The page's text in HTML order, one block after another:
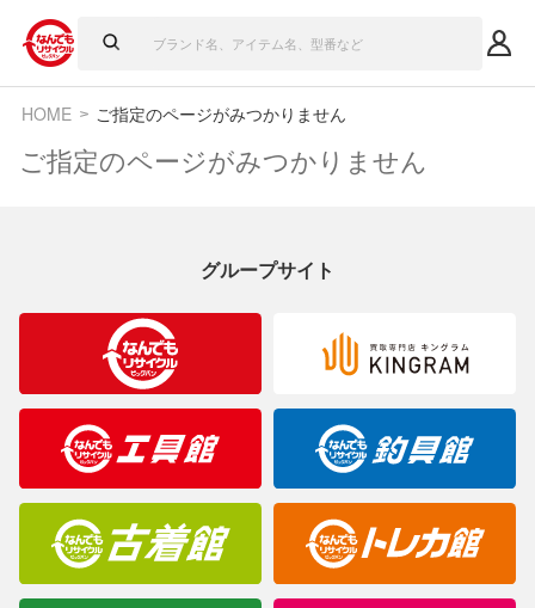
HOME ご指定のページがみつかりません
ご指定のページがみつかりません
グループサイト